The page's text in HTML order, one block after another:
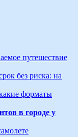
путешествие
без риска: на
форматы
в городе у